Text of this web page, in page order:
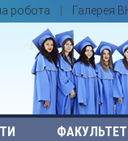
робота Галерея